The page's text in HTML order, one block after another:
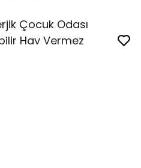
Çocuk Odası
Hav Vermez